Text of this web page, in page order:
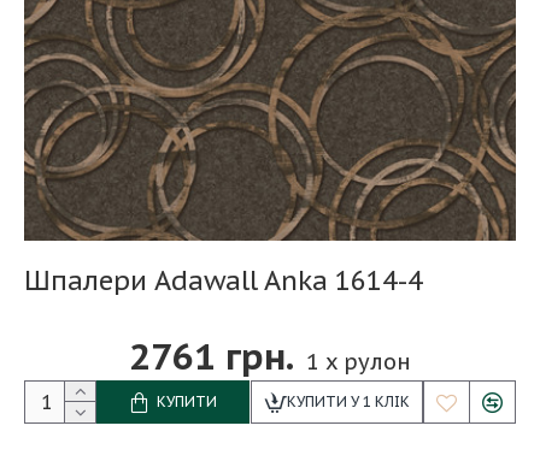
Шпалери Adawall Anka 1614-4
2761 грн. 1 x рулон
КУПИТИ КУПИТИ У 1 КЛІК